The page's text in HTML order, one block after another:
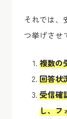
それでは、
つ挙げさせ
複数の
回答状
受信確
し、フ